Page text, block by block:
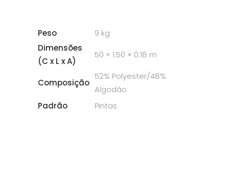
Peso
9 kg
Dimensões
(C x L x A)
50 × 1.50 × 0.18 m
Composição
52% Polyester/48%
Algodão
Padrão
Pintas